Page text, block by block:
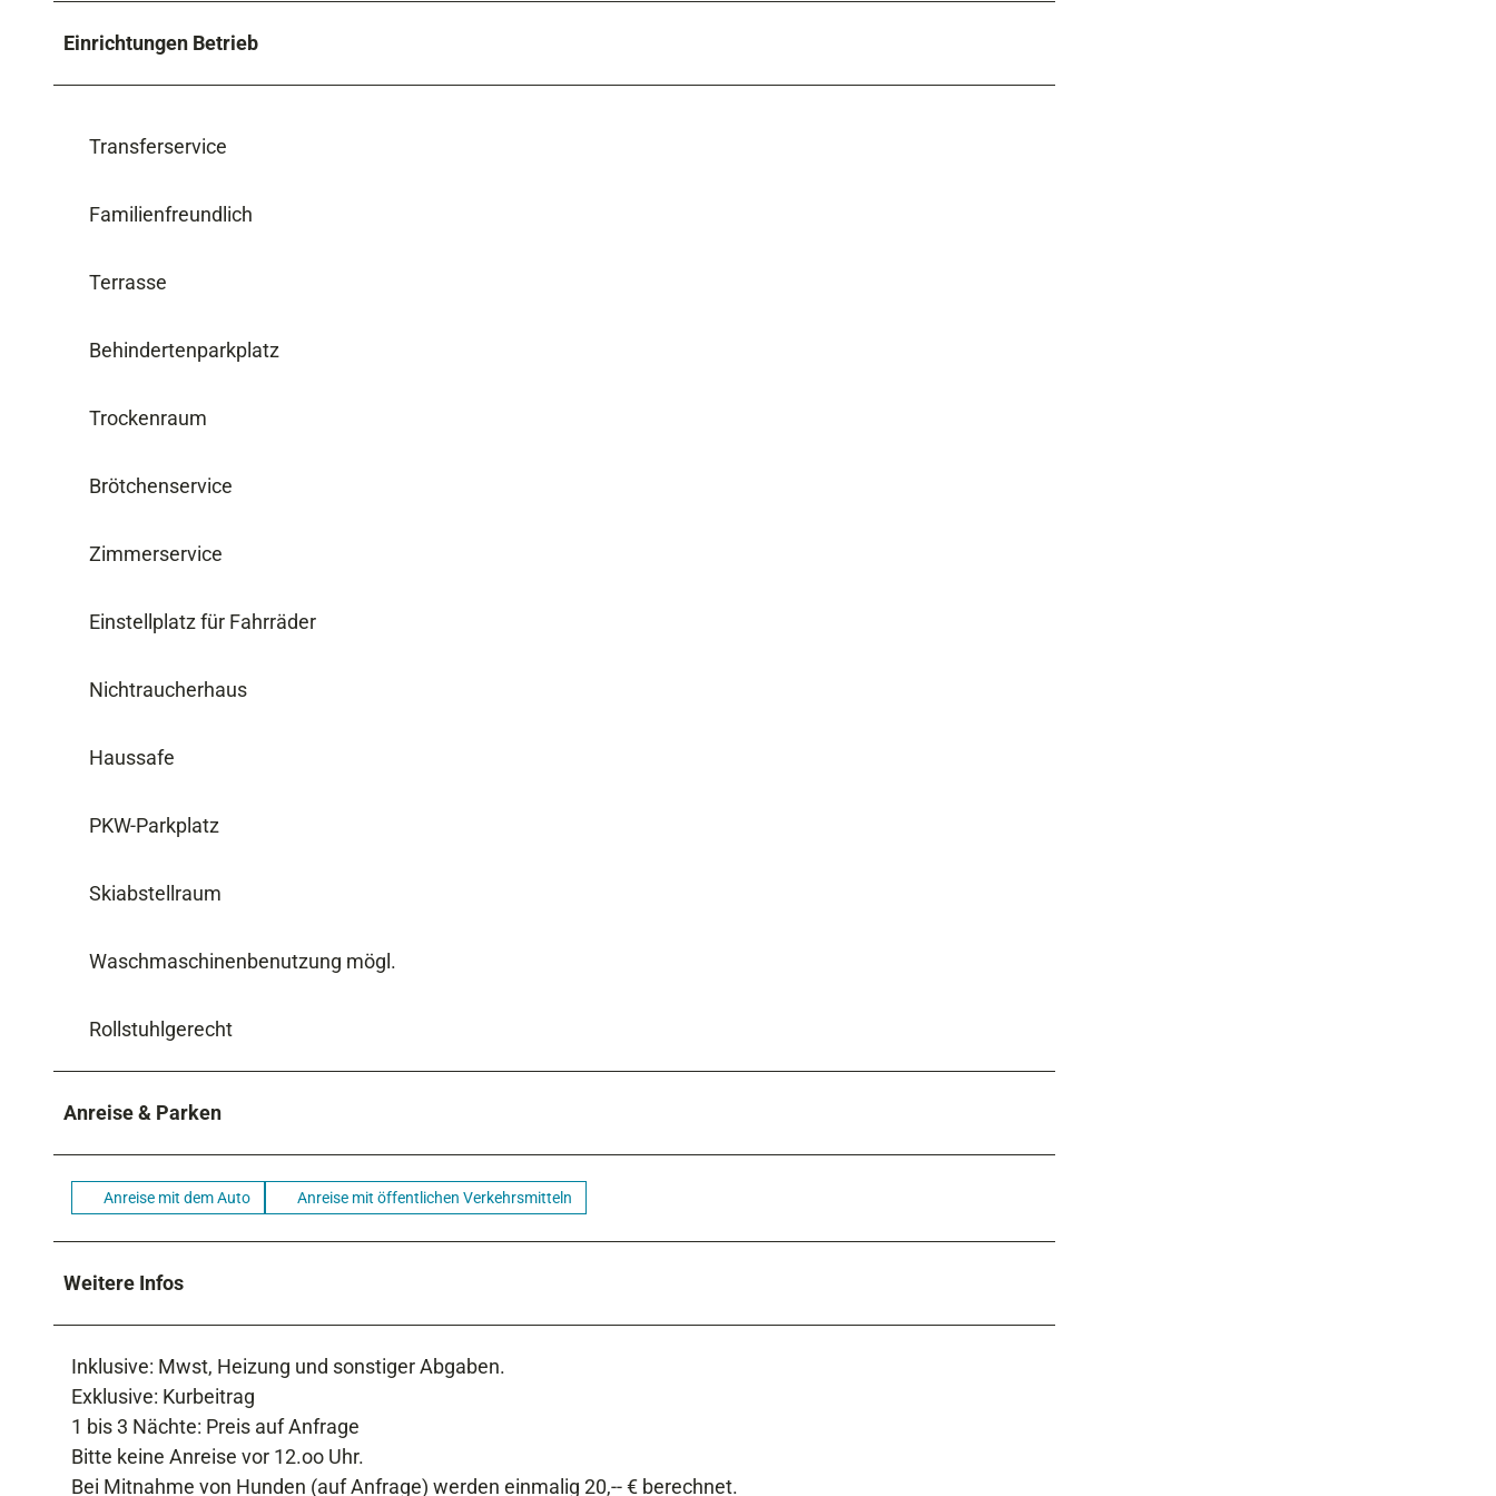
Einrichtungen Betrieb
Transferservice
Familienfreundlich
Terrasse
Behindertenparkplatz
Trockenraum
Brötchenservice
Zimmerservice
Einstellplatz für Fahrräder
Nichtraucherhaus
Haussafe
PKW-Parkplatz
Skiabstellraum
Waschmaschinenbenutzung mögl.
Rollstuhlgerecht
Anreise & Parken
Anreise mit dem Auto Anreise mit öffentlichen Verkehrsmitteln
Weitere Infos
Inklusive: Mwst, Heizung und sonstiger Abgaben.
Exklusive: Kurbeitrag
1 bis 3 Nächte: Preis auf Anfrage
Bitte keine Anreise vor 12.oo Uhr.
Bei Mitnahme von Hunden (auf Anfrage) werden einmalig 20,-- € berechnet.